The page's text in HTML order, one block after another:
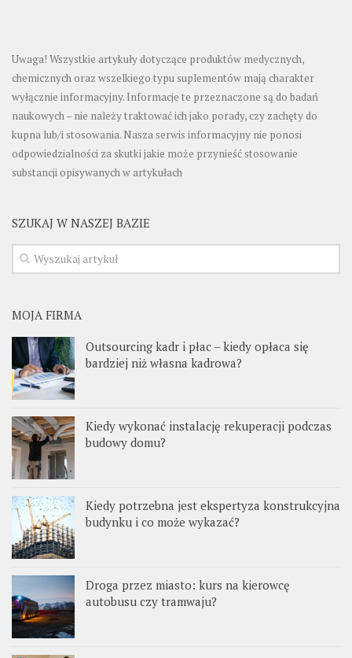
Uwaga! Wszystkie artykuły dotyczące produktów medycznych,
chemicznych oraz wszelkiego typu suplementów mają charakter
wyłącznie informacyjny. Informacje te przeznaczone są do badań
naukowych – nie należy traktować ich jako porady, czy zachęty do
kupna lub/i stosowania. Nasza serwis informacyjny nie ponosi
odpowiedzialności za skutki jakie może przynieść stosowanie
substancji opisywanych w artykułach
SZUKAJ W NASZEJ BAZIE
MOJA FIRMA
Outsourcing kadr i płac – kiedy opłaca się
bardziej niż własna kadrowa?
Kiedy wykonać instalację rekuperacji podczas
budowy domu?
Kiedy potrzebna jest ekspertyza konstrukcyjna
budynku i co może wykazać?
Droga przez miasto: kurs na kierowcę
autobusu czy tramwaju?